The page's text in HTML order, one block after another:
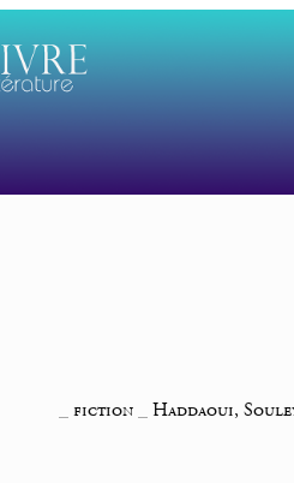
fiction_ Haddaoui,